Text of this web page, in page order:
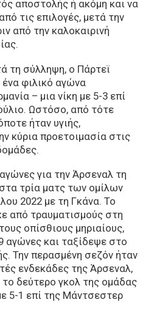
αποστολής ή ακόμη και να
τις επιλογές, μετά την
από την καλοκαιρινή
τη σύλληψη, ο Πάρτεϊ
φιλικό αγώνα
– μια νίκη με 5-3 επί
Ωστόσο, από τότε
ήταν υγιής,
κύρια προετοιμασία στις
για την Άρσεναλ τη
τρία ματς των ομίλων
2022 με τη Γκάνα. Το
από τραυματισμούς στη
οπίσθιους μηριαίους,
αγώνες και ταξίδεψε στο
Την περασμένη σεζόν ήταν
ενδεκάδες της Άρσεναλ,
δεύτερο γκολ της ομάδας
5-1 επί της Μάντσεστερ